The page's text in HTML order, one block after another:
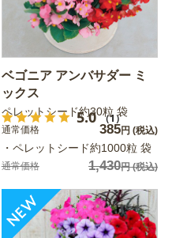
ベゴニア アンバサダー ミ
ックス
5.0 （1）
ペレットシード約30粒 袋
通常価格 385円 (税込)
・ペレットシード約1000粒 袋
通常価格 1,430円(税込)